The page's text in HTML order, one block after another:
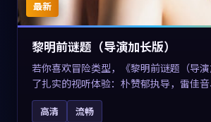
最新
黎明前谜题（导演加长版）
若你喜欢冒险类型，《黎明前谜题（导
了扎实的视听体验：朴赞郁执导，雷佳音
章子怡共同演绎。影片2025年于美国上
间内完成高密度的戏剧冲突，关键词包含
高清 流畅